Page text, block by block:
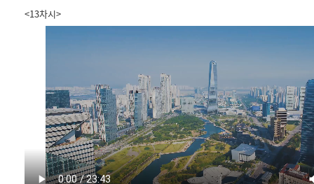
<13차시>